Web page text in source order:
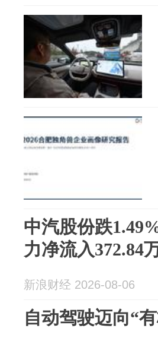
中汽股份跌
力净流入372.84
新浪财经 2026-08-06
自动驾驶迈向“